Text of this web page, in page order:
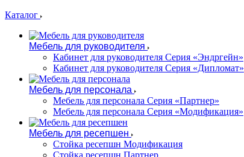
Каталог
Мебель для руководителя
Кабинет для руководителя Серия «Эндргейн»
Кабинет для руководителя Серия «Дипломат»
Мебель для персонала
Мебель для персонала Серия «Партнер»
Мебель для персонала Серия «Модификация»
Мебель для ресепшен
Стойка ресепшн Модификация
Стойка ресепшн Партнер